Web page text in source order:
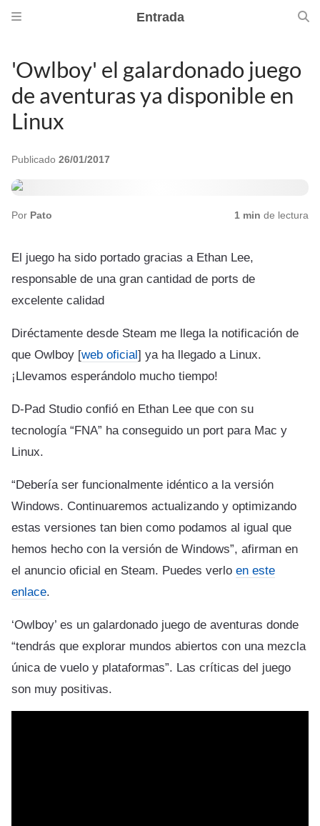
Entrada
'Owlboy' el galardonado juego
de aventuras ya disponible en
Linux
Publicado 26/01/2017
Por Pato 1 min de lectura
El juego ha sido portado gracias a Ethan Lee,
responsable de una gran cantidad de ports de
excelente calidad
Diréctamente desde Steam me llega la notificación de
que Owlboy [web oficial] ya ha llegado a Linux.
¡Llevamos esperándolo mucho tiempo!
D-Pad Studio confió en Ethan Lee que con su
tecnología “FNA” ha conseguido un port para Mac y
Linux.
“Debería ser funcionalmente idéntico a la versión
Windows. Continuaremos actualizando y optimizando
estas versiones tan bien como podamos al igual que
hemos hecho con la versión de Windows”, afirman en
el anuncio oficial en Steam. Puedes verlo en este
enlace.
‘Owlboy’ es un galardonado juego de aventuras donde
“tendrás que explorar mundos abiertos con una mezcla
única de vuelo y plataformas”. Las críticas del juego
son muy positivas.